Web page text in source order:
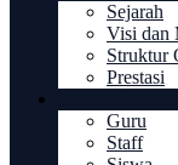
Sejarah
Visi dan
Struktur
Prestasi
Guru
Staff